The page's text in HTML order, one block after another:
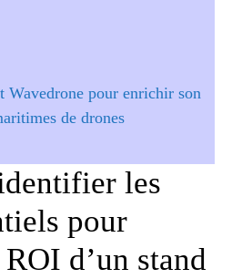
Wavedrone pour enrichir son
de drones
les
pour
d’un stand